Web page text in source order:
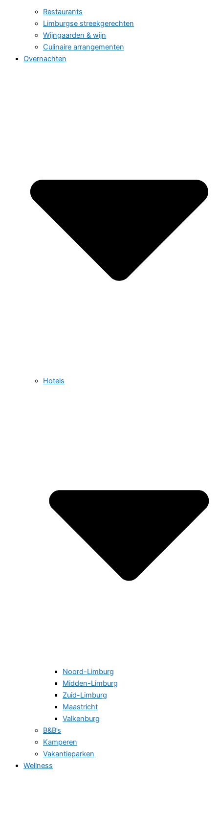
Restaurants
Limburgse streekgerechten
Wijngaarden & wijn
Culinaire arrangementen
Overnachten
Hotels
Noord-Limburg
Midden-Limburg
Zuid-Limburg
Maastricht
Valkenburg
B&B’s
Kamperen
Vakantieparken
Wellness